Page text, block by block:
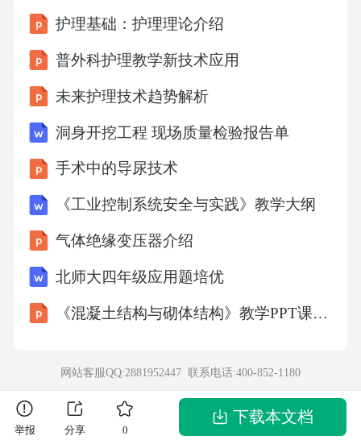
事件过程，由道德感就可以判断。D．同一道德
事实在现实中观察的分歧、复杂和不确定，使
其被描述呈现多样性和概括性。2．根据材料内
容，下列说法不正确的一项是（）A．只要肯定
科学实在论及在自然科学和伦理学间类比论证
的恰当性，就必须承认道德事实的存在。B．道
实，所以推论出的是道德存在感并非道德事
实。C．无论是自然科学还是道德理论都具有世
界可检验性，那么自然事实和道德事实都是存
在的。D．如果依据是否具有心灵依赖性，来判
（）A．“儿子”这个身份，自带赡养父母的道德
护理基础：护理理论介绍
普外科护理教学新技术应用
未来护理技术趋势解析
洞身开挖工程 现场质量检验报告单
手术中的导尿技术
《工业控制系统安全与实践》教学大纲
气体绝缘变压器介绍
北师大四年级应用题培优
《混凝土结构与砌体结构》教学PPT课件整套电子讲义
网站客服QQ:2881952447 联系电话:400-852-1180
举报 分享 0
下载本文档